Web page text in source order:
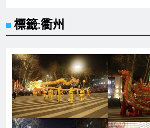
標籤:衢州